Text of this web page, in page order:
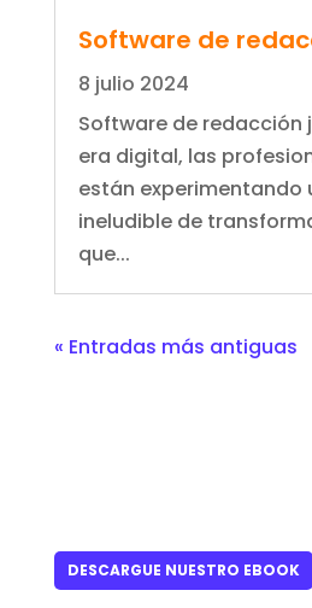
Software de
8 julio 2024
Software de redacción
era digital, las
están experimentando
ineludible de
que...
« Entradas más antiguas
DESCARGUE NUESTRO EBOOK